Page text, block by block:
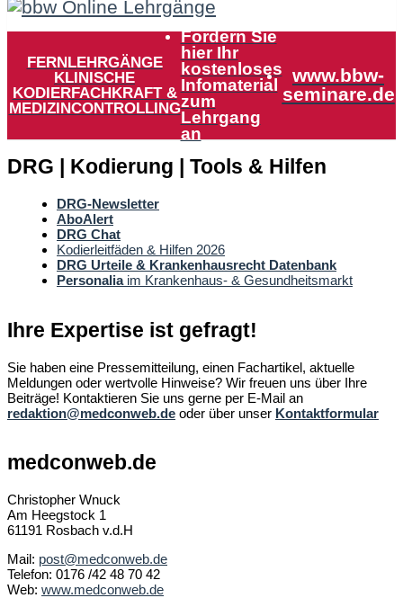
FERNLEHRGÄNGE
KLINISCHE
KODIERFACHKRAFT &
MEDIZINCONTROLLING
Fordern Sie
hier Ihr
kostenloses
Infomaterial
zum
Lehrgang
an
www.bbw-
seminare.de
DRG | Kodierung | Tools & Hilfen
DRG-Newsletter
AboAlert
DRG Chat
Kodierleitfäden & Hilfen 2026
DRG Urteile & Krankenhausrecht Datenbank
Personaliaim Krankenhaus- & Gesundheitsmarkt
Ihre Expertise ist gefragt!
Sie haben eine Pressemitteilung, einen Fachartikel, aktuelle
Meldungen oder wertvolle Hinweise? Wir freuen uns über Ihre
Beiträge! Kontaktieren Sie uns gerne per E-Mail an
redaktion@medconweb.de oder über unser Kontaktformular
medconweb.de
Christopher Wnuck
Am Heegstock 1
61191 Rosbach v.d.H
Mail: post@medconweb.de
Telefon: 0176 /42 48 70 42
Web: www.medconweb.de